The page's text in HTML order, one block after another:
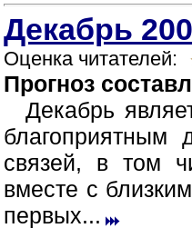
Декабрь
Оценка читателей:
Прогноз
Декабрь
благоприятным
связей, в том
вместе с
первых...